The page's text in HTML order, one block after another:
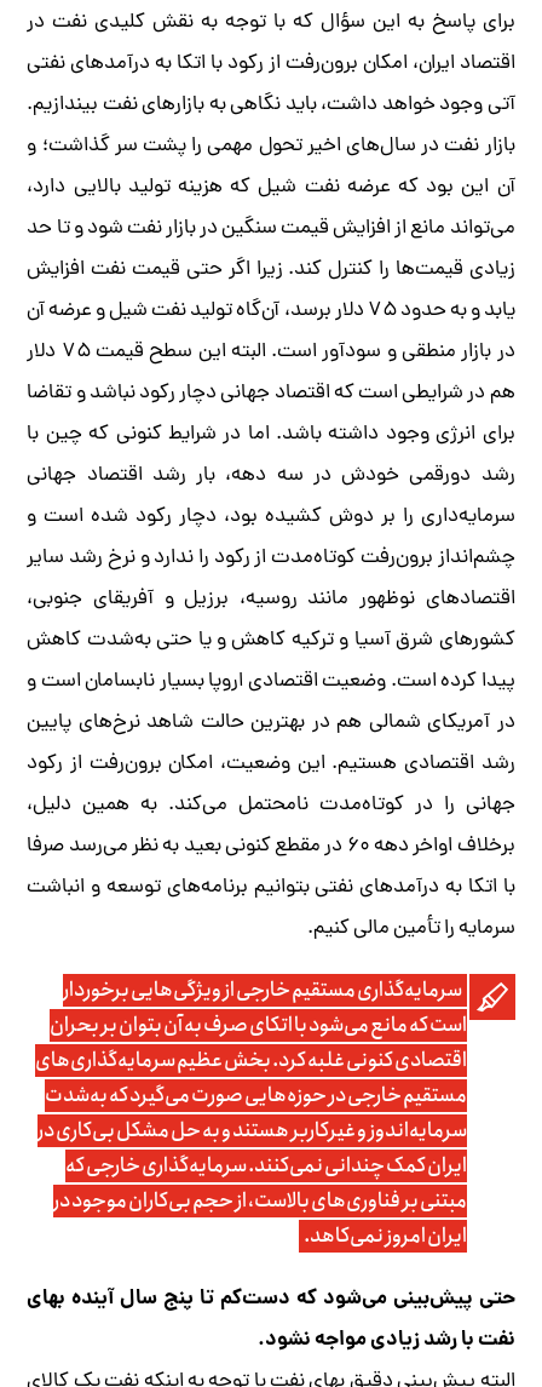
برای پاسخ به این سؤال که با توجه به نقش کلیدی نفت در
اقتصاد ایران، امکان برون‌رفت از رکود با اتکا به درآمدهای نفتی
آتی وجود خواهد داشت، باید نگاهی به بازارهای نفت بیندازیم.
بازار نفت در سال‌های اخیر تحول مهمی را پشت سر گذاشت؛ و
آن این بود که عرضه نفت شیل که هزینه تولید بالایی دارد،
می‌تواند مانع از افزایش قیمت سنگین در بازار نفت شود و تا حد
زیادی قیمت‌ها را کنترل کند. زیرا اگر حتی قیمت نفت افزایش
یابد و به حدود ۷۵ دلار برسد، آن‌گاه تولید نفت شیل و عرضه آن
در بازار منطقی و سودآور است. البته این سطح قیمت ۷۵ دلار
هم در شرایطی است که اقتصاد جهانی دچار رکود نباشد و تقاضا
برای انرژی وجود داشته باشد. اما در شرایط کنونی که چین با
رشد دورقمی خودش در سه دهه، بار رشد اقتصاد جهانی
سرمایه‌داری را بر دوش کشیده بود، دچار رکود شده است و
چشم‌انداز برون‌رفت کوتاه‌مدت از رکود را ندارد و نرخ رشد سایر
اقتصادهای نوظهور مانند روسیه، برزیل و آفریقای جنوبی،
کشورهای شرق آسیا و ترکیه کاهش و یا حتی به‌شدت کاهش
پیدا کرده است. وضعیت اقتصادی اروپا بسیار نابسامان است و
در آمریکای شمالی هم در بهترین حالت شاهد نرخ‌های پایین
رشد اقتصادی هستیم. این وضعیت، امکان برون‌رفت از رکود
جهانی را در کوتاه‌مدت نامحتمل می‌کند. به همین دلیل،
برخلاف اواخر دهه ۶۰ در مقطع کنونی بعید به نظر می‌رسد صرفا
با اتکا به درآمدهای نفتی بتوانیم برنامه‌های توسعه و انباشت
سرمایه را تأمین مالی کنیم.
سرمایه‌گذاری مستقیم خارجی از ویژگی‌هایی برخوردار
است که مانع می‌شود با اتکای صرف به آن بتوان بر بحران
اقتصادی کنونی غلبه کرد. بخش عظیم سرمایه‌گذاری‌های
مستقیم خارجی در حوزه‌هایی صورت می‌گیرد که به‌شدت
سرمایه‌اندوز و غیرکاربر هستند و به حل مشکل بی‌کاری در
ایران کمک چندانی نمی‌کنند. سرمایه‌گذاری خارجی که
مبتنی بر فناوری‌های بالاست، از حجم بی‌کاران موجود در
ایران امروز نمی‌کاهد.
حتی پیش‌بینی می‌شود که دست‌کم تا پنج سال آینده بهای
نفت با رشد زیادی مواجه نشود.